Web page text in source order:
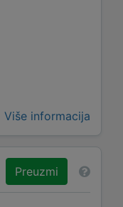
Više informacija
Preuzmi